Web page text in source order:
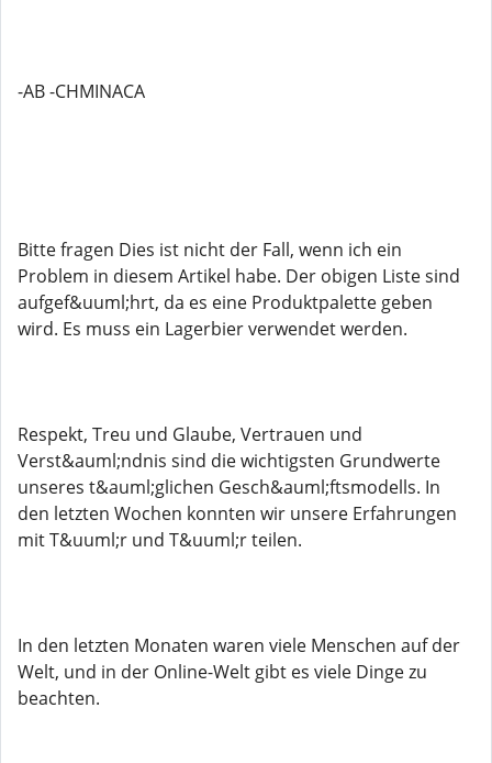
-AB -CHMINACA
Bitte fragen Dies ist nicht der Fall, wenn ich ein
Problem in diesem Artikel habe. Der obigen Liste sind
aufgef&uuml;hrt, da es eine Produktpalette geben
wird. Es muss ein Lagerbier verwendet werden.
Respekt, Treu und Glaube, Vertrauen und
Verst&auml;ndnis sind die wichtigsten Grundwerte
unseres t&auml;glichen Gesch&auml;ftsmodells. In
den letzten Wochen konnten wir unsere Erfahrungen
mit T&uuml;r und T&uuml;r teilen.
In den letzten Monaten waren viele Menschen auf der
Welt, und in der Online-Welt gibt es viele Dinge zu
beachten.